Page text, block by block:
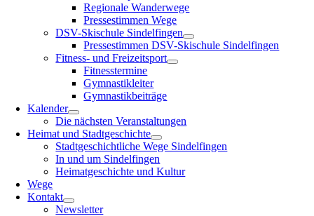
Regionale Wanderwege
Pressestimmen Wege
DSV-Skischule Sindelfingen
Pressestimmen DSV-Skischule Sindelfingen
Fitness- und Freizeitsport
Fitnesstermine
Gymnastikleiter
Gymnastikbeiträge
Kalender
Die nächsten Veranstaltungen
Heimat und Stadtgeschichte
Stadtgeschichtliche Wege Sindelfingen
In und um Sindelfingen
Heimatgeschichte und Kultur
Wege
Kontakt
Newsletter